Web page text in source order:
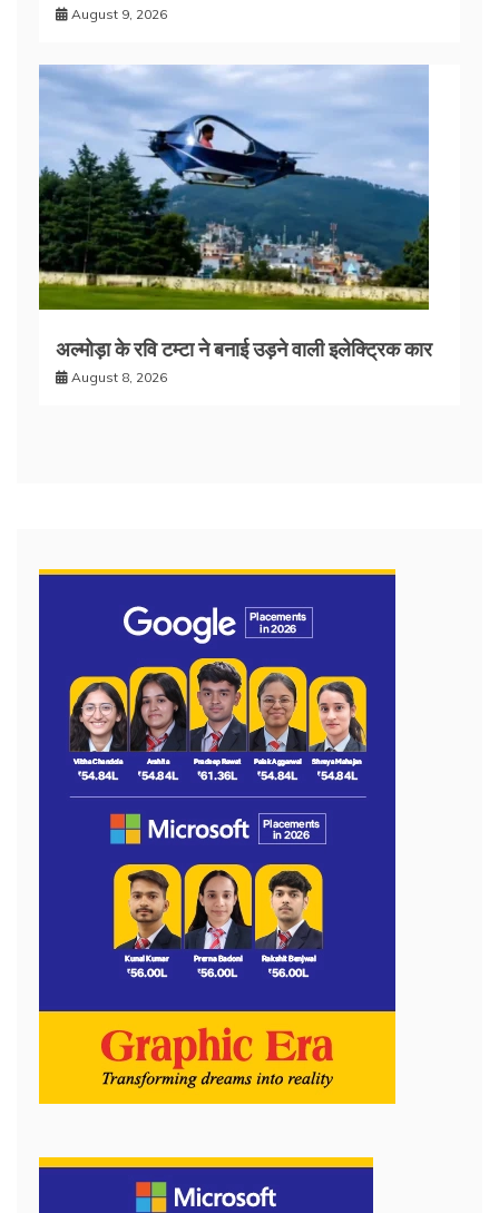
August 9, 2026
अल्मोड़ा के रवि टम्टा ने बनाई उड़ने वाली इलेक्ट्रिक कार
August 8, 2026